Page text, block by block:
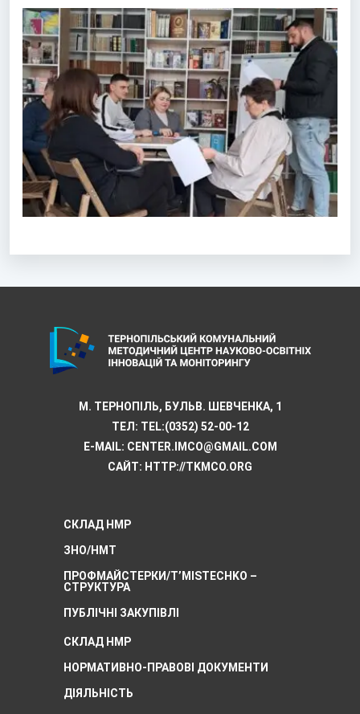
М. ТЕРНОПІЛЬ, БУЛЬВ. ШЕВЧЕНКА, 1
ТЕЛ: TEL:(0352) 52-00-12
E-MAIL: CENTER.IMCO@GMAIL.COM
САЙТ: HTTP://TKMCО.ORG
СКЛАД НМР
НОРМАТИВНО-ПРАВОВІ ДОКУМЕНТИ
ДІЯЛЬНІСТЬ
СКЛАД НМР
ЗНО/НМТ
ПРОФМАЙСТЕРКИ/T’MISTECHKO –
CТРУКТУРА
ПУБЛІЧНІ ЗАКУПІВЛІ